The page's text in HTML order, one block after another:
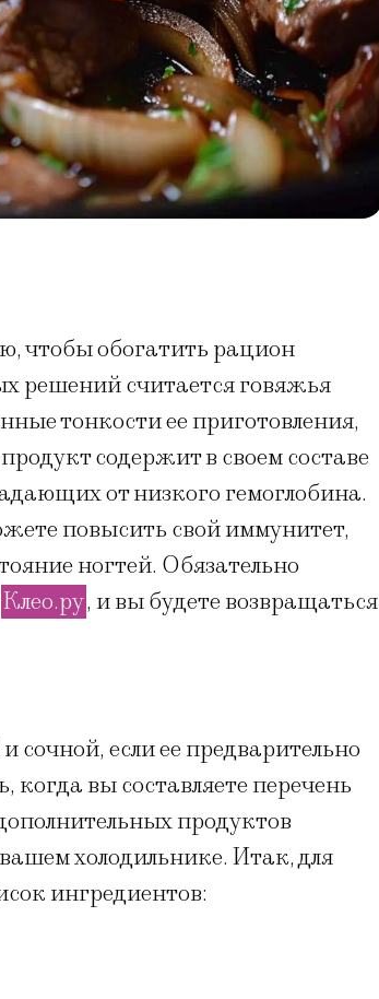
чтобы обогатить рацион
решений считается говяжья
тонкости ее приготовления,
содержит в своем составе
от низкого гемоглобина.
повысить свой иммунитет,
ногтей. Обязательно
Клео.ру, и вы будете возвращаться
сочной, если ее предварительно
когда вы составляете перечень
продуктов
холодильнике. Итак, для
ингредиентов: